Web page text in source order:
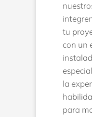
tu
con un
la
para